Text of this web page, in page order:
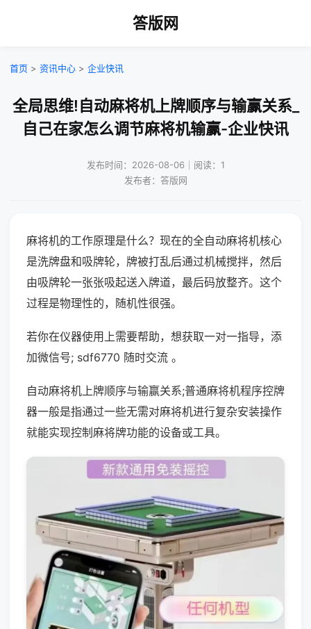
答版网
首页 > 资讯中心 > 企业快讯
全局思维!自动麻将机上牌顺序与输赢关系_
自己在家怎么调节麻将机输赢-企业快讯
发布时间：2026-08-06｜阅读：1
发布者：答版网
麻将机的工作原理是什么？现在的全自动麻将机核心
是洗牌盘和吸牌轮，牌被打乱后通过机械搅拌，然后
由吸牌轮一张张吸起送入牌道，最后码放整齐。这个
过程是物理性的，随机性很强。
若你在仪器使用上需要帮助，想获取一对一指导，添
加微信号; sdf6770 随时交流 。
自动麻将机上牌顺序与输赢关系;普通麻将机程序控牌
器一般是指通过一些无需对麻将机进行复杂安装操作
就能实现控制麻将牌功能的设备或工具。